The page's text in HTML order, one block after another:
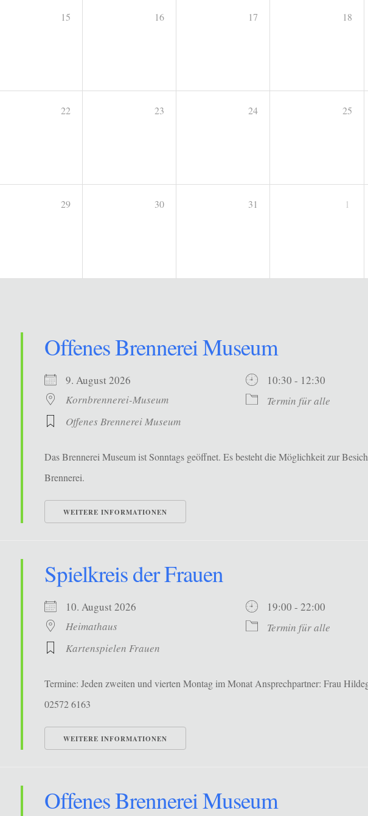
15 16 17 18
22 23 24 25
29 30 31 1
Offenes Brennerei Museum
9. August 2026
10:30 - 12:30
Kornbrennerei-Museum
Termin für alle
Offenes Brennerei Museum
Das Brennerei Museum ist Sonntags geöffnet. Es besteht die Möglichkeit zur
Brennerei.
WEITERE INFORMATIONEN
Spielkreis der Frauen
10. August 2026
19:00 - 22:00
Heimathaus
Termin für alle
Kartenspielen Frauen
Termine: Jeden zweiten und vierten Montag im Monat Ansprechpartner: Frau
02572 6163
WEITERE INFORMATIONEN
Offenes Brennerei Museum